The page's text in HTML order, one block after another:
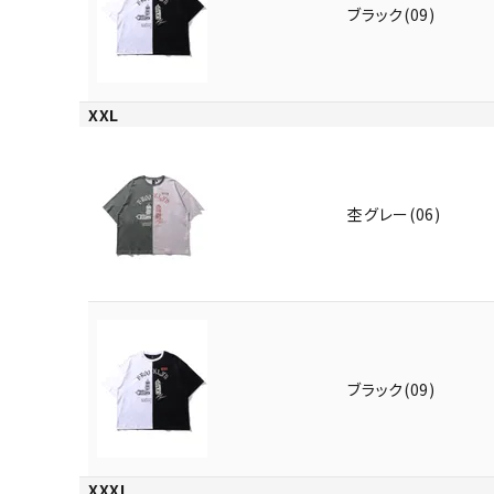
カテゴリ
ブラック(09)
XXL
杢グレー(06)
ブラック(09)
XXXL